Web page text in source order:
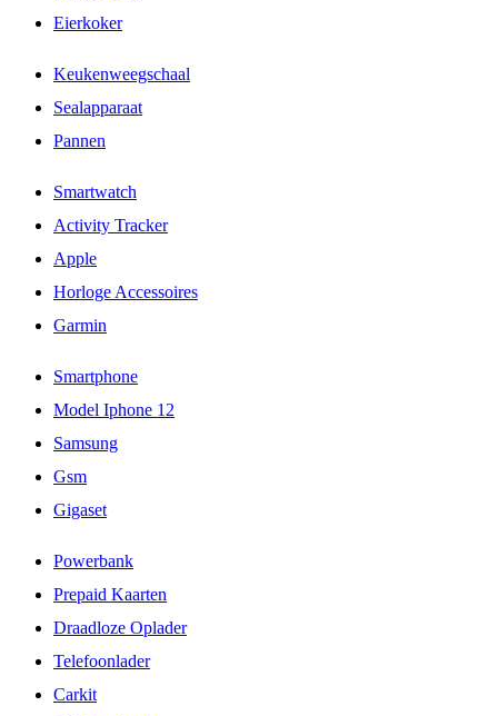
Eierkoker
Keukenweegschaal
Sealapparaat
Pannen
Smartwatch
Activity Tracker
Apple
Horloge Accessoires
Garmin
Smartphone
Model Iphone 12
Samsung
Gsm
Gigaset
Powerbank
Prepaid Kaarten
Draadloze Oplader
Telefoonlader
Carkit